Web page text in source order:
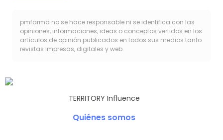
pmfarma no se hace responsable ni se identifica con las
opiniones, informaciones, ideas o conceptos vertidos en los
artículos de opinión publicados en todos sus medios tanto
revistas impresas, digitales y web.
TERRITORY Influence
Quiénes somos